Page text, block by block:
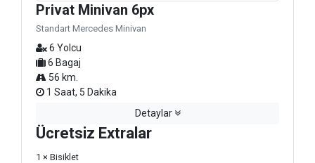
Privat Minivan 6px
Standart Mercedes Minivan
6 Yolcu
6 Bagaj
56 km.
1 Saat, 5 Dakika
Detaylar
Ücretsiz Extralar
1 × Bisiklet